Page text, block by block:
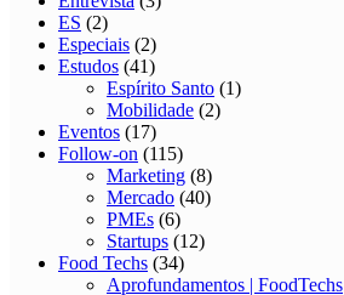
ES (2)
Especiais (2)
Estudos (41)
Espírito Santo (1)
Mobilidade (2)
Eventos (17)
Follow-on (115)
Marketing (8)
Mercado (40)
PMEs (6)
Startups (12)
Food Techs (34)
Aprofundamentos | FoodTechs